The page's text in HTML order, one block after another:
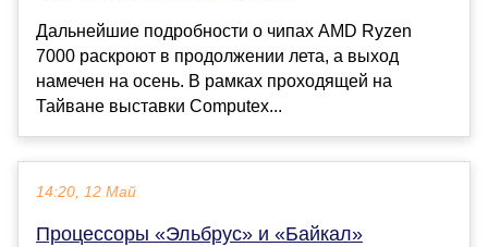
Дальнейшие подробности о чипах AMD Ryzen
7000 раскроют в продолжении лета, а выход
намечен на осень. В рамках проходящей на
Тайване выставки Computex...
14:20, 12 Май
Процессоры «Эльбрус» и «Байкал»